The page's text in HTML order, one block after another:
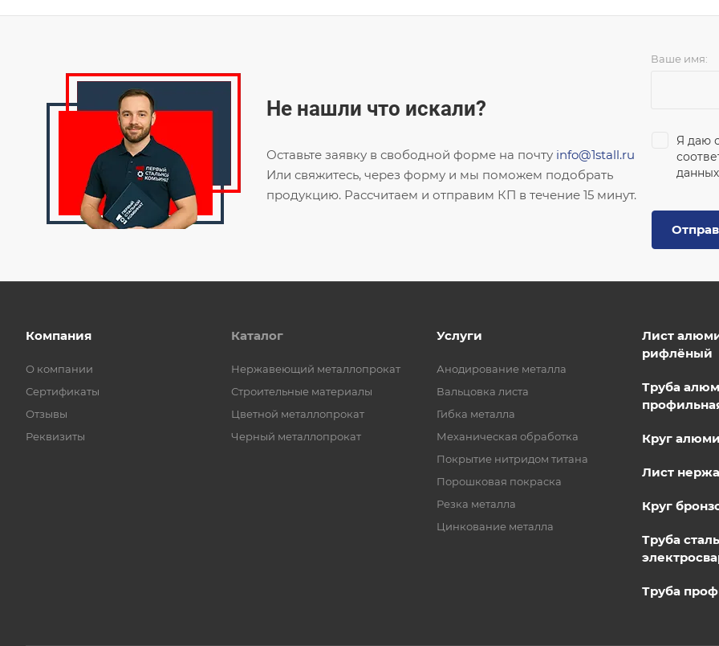
Не нашли что искали?
Оставьте заявку в свободной форме на почту info@1stall.ru
Или свяжитесь, через форму и мы поможем подобрать
продукцию. Рассчитаем и отправим КП в течение 15 минут.
Ваше имя:
Я даю
данных
Компания
О компании
Сертификаты
Отзывы
Реквизиты
Каталог
Нержавеющий металлопрокат
Строительные материалы
Цветной металлопрокат
Черный металлопрокат
Услуги
Анодирование металла
Вальцовка листа
Гибка металла
Механическая обработка
Покрытие нитридом титана
Порошковая покраска
Резка металла
Цинкование металла
Лист
рифлёный
Труба
Круг
Лист
Круг
Труба
Труба